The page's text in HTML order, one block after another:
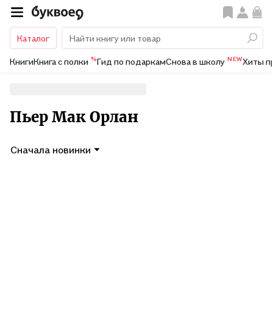
Каталог
КнигиКнига с полки %Гид по подаркамСнова в школу NEWХиты
Пьер Мак Орлан
Сначала новинки